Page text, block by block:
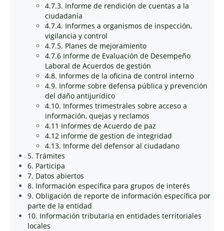
4.7.3. Informe de rendición de cuentas a la
ciudadanía
4.7.4. Informes a organismos de inspección,
vigilancia y control
4.7.5. Planes de mejoramiento
4.7.6 Informe de Evaluación de Desempeño
Laboral de Acuerdos de gestión
4.8. Informes de la oficina de control interno
4.9. Informe sobre defensa pública y prevención
del daño antijurídico
4.10. Informes trimestrales sobre acceso a
información, quejas y reclamos
4.11 Informes de Acuerdo de paz
4.12 informe de gestion de integridad
4.13. Informe del defensor al ciudadano
5. Trámites
6. Participa
7. Datos abiertos
8. Información específica para grupos de interés
9. Obligación de reporte de información específica por
parte de la entidad
10. Información tributaria en entidades territoriales
locales